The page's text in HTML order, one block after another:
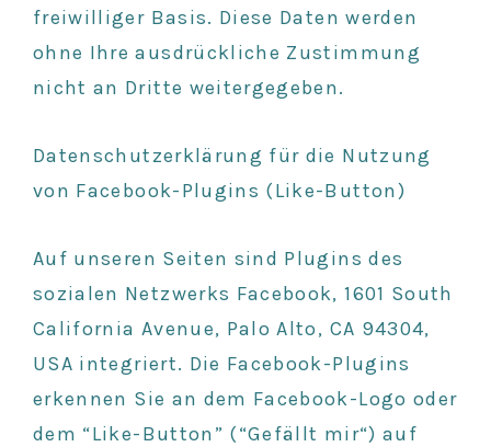
freiwilliger Basis. Diese Daten werden
ohne Ihre ausdrückliche Zustimmung
nicht an Dritte weitergegeben.
Datenschutzerklärung für die Nutzung
von Facebook-Plugins (Like-Button)
Auf unseren Seiten sind Plugins des
sozialen Netzwerks Facebook, 1601 South
California Avenue, Palo Alto, CA 94304,
USA integriert. Die Facebook-Plugins
erkennen Sie an dem Facebook-Logo oder
dem “Like-Button” (“Gefällt mir“) auf